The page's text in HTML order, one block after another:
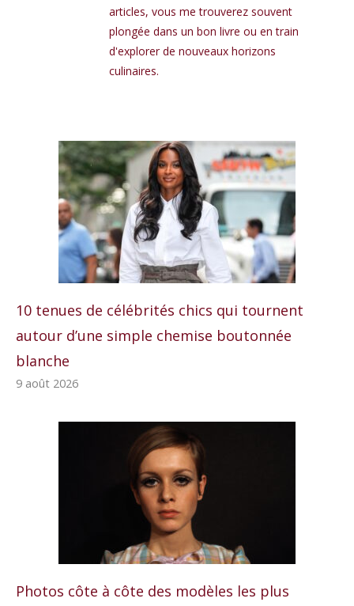
articles, vous me trouverez souvent
plongée dans un bon livre ou en train
d'explorer de nouveaux horizons
culinaires.
10 tenues de célébrités chics qui tournent
autour d’une simple chemise boutonnée
blanche
9 août 2026
Photos côte à côte des modèles les plus